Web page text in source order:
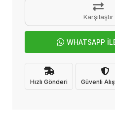
Karşılaştır
WHATSAPP
Hızlı Gönderi Güvenli